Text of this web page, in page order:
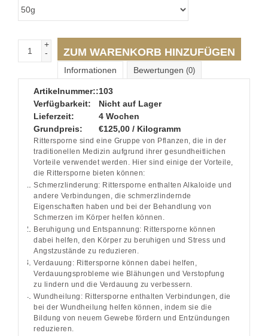
+
-
ZUM WARENKORB HINZUFÜGEN
Informationen Bewertungen (0)
Artikelnummer::103
Verfügbarkeit:
Nicht auf Lager
Lieferzeit:
4 Wochen
Grundpreis:
€125,00 / Kilogramm
Rittersporne sind eine Gruppe von Pflanzen, die in der
traditionellen Medizin aufgrund ihrer gesundheitlichen
Vorteile verwendet werden. Hier sind einige der Vorteile,
die Rittersporne bieten können:
Schmerzlinderung: Rittersporne enthalten Alkaloide und
andere Verbindungen, die schmerzlindernde
Eigenschaften haben und bei der Behandlung von
Schmerzen im Körper helfen können.
Beruhigung und Entspannung: Rittersporne können
dabei helfen, den Körper zu beruhigen und Stress und
Angstzustände zu reduzieren.
Verdauung: Rittersporne können dabei helfen,
Verdauungsprobleme wie Blähungen und Verstopfung
zu lindern und die Verdauung zu verbessern.
Wundheilung: Rittersporne enthalten Verbindungen, die
bei der Wundheilung helfen können, indem sie die
Bildung von neuem Gewebe fördern und Entzündungen
reduzieren.